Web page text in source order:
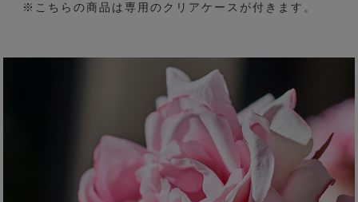
※こちらの商品は専用のクリアケースが付きます。